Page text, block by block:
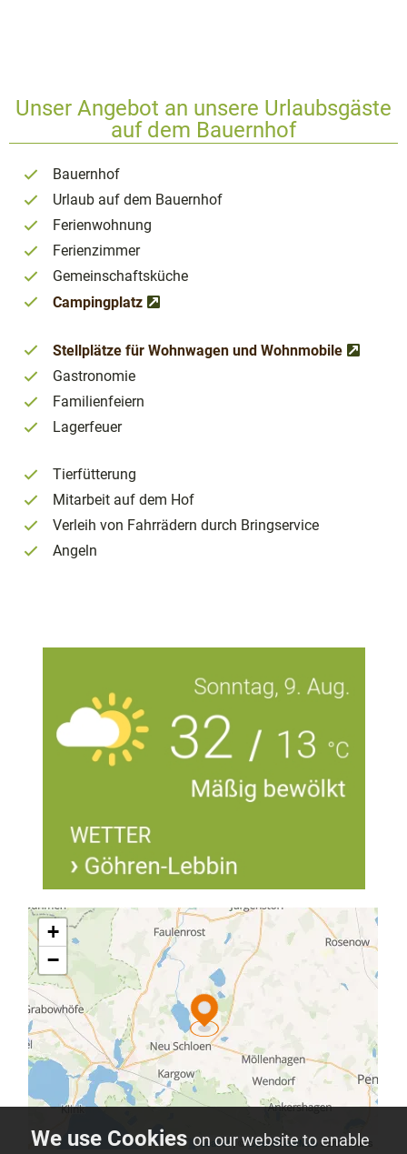
Unser Angebot an unsere Urlaubsgäste
auf dem Bauernhof
Bauernhof
Urlaub auf dem Bauernhof
Ferienwohnung
Ferienzimmer
Gemeinschaftsküche
Campingplatz
Stellplätze für Wohnwagen und Wohnmobile
Gastronomie
Familienfeiern
Lagerfeuer
Tierfütterung
Mitarbeit auf dem Hof
Verleih von Fahrrädern durch Bringservice
Angeln
on our website to enable